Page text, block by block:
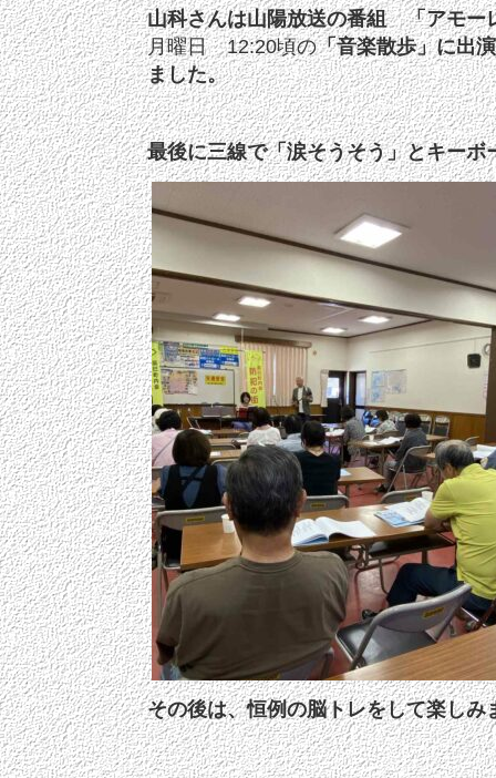
山科さんは山陽放送の番組 「アモ
月曜日 12:20頃の「音楽散歩」に出
ました。
最後に三線で「涙そうそう」とキー
その後は、恒例の脳トレをして楽しみ